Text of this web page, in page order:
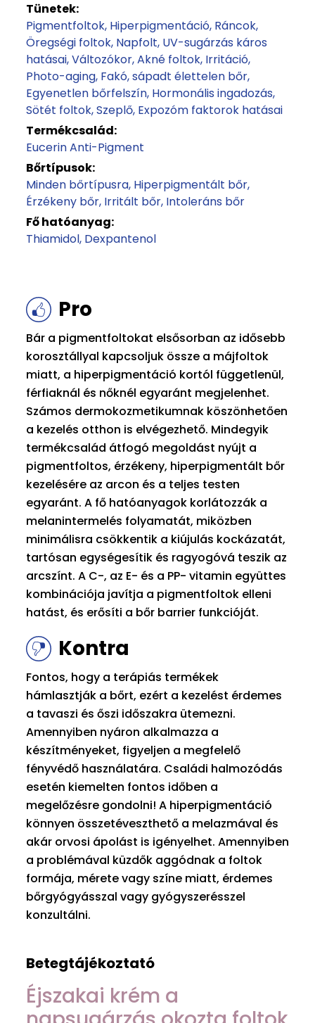
Tünetek:
Pigmentfoltok Hiperpigmentáció Ráncok
Öregségi foltok Napfolt UV-sugárzás káros
hatásai Változókor Akné foltok Irritáció
Photo-aging Fakó, sápadt élettelen bőr
Egyenetlen bőrfelszín Hormonális ingadozás
Sötét foltok Szeplő Expozóm faktorok hatásai
Termékcsalád:
Eucerin Anti-Pigment
Bőrtípusok:
Minden bőrtípusra Hiperpigmentált bőr
Érzékeny bőr Irritált bőr Intoleráns bőr
Fő hatóanyag:
Thiamidol Dexpantenol
Pro
Bár a pigmentfoltokat elsősorban az idősebb
korosztállyal kapcsoljuk össze a májfoltok
miatt, a hiperpigmentáció kortól függetlenül,
férfiaknál és nőknél egyaránt megjelenhet.
Számos dermokozmetikumnak köszönhetően
a kezelés otthon is elvégezhető. Mindegyik
termékcsalád átfogó megoldást nyújt a
pigmentfoltos, érzékeny, hiperpigmentált bőr
kezelésére az arcon és a teljes testen
egyaránt. A fő hatóanyagok korlátozzák a
melanintermelés folyamatát, miközben
minimálisra csökkentik a kiújulás kockázatát,
tartósan egységesítik és ragyogóvá teszik az
arcszínt. A C-, az E- és a PP- vitamin együttes
kombinációja javítja a pigmentfoltok elleni
hatást, és erősíti a bőr barrier funkcióját.
Kontra
Fontos, hogy a terápiás termékek
hámlasztják a bőrt, ezért a kezelést érdemes
a tavaszi és őszi időszakra ütemezni.
Amennyiben nyáron alkalmazza a
készítményeket, figyeljen a megfelelő
fényvédő használatára. Családi halmozódás
esetén kiemelten fontos időben a
megelőzésre gondolni! A hiperpigmentáció
könnyen összetéveszthető a melazmával és
akár orvosi ápolást is igényelhet. Amennyiben
a problémával küzdők aggódnak a foltok
formája, mérete vagy színe miatt, érdemes
bőrgyógyásszal vagy gyógyszerésszel
konzultálni.
Betegtájékoztató
Éjszakai krém a